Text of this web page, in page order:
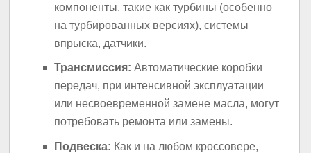
компоненты, такие как турбины (особенно
на турбированных версиях), системы
впрыска, датчики.
Трансмиссия: Автоматические коробки
передач, при интенсивной эксплуатации
или несвоевременной замене масла, могут
потребовать ремонта или замены.
Подвеска: Как и на любом кроссовере,